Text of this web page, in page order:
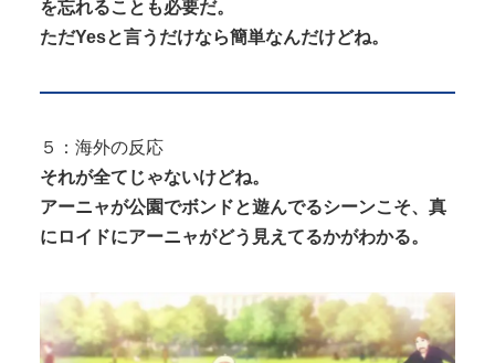
を忘れることも必要だ。
ただYesと言うだけなら簡単なんだけどね。
５：海外の反応
それが全てじゃないけどね。
アーニャが公園でボンドと遊んでるシーンこそ、真
にロイドにアーニャがどう見えてるかがわかる。